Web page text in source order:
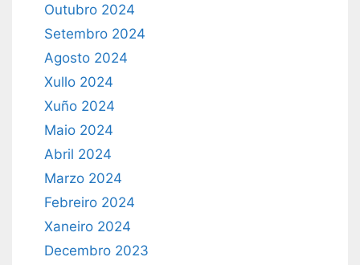
Outubro 2024
Setembro 2024
Agosto 2024
Xullo 2024
Xuño 2024
Maio 2024
Abril 2024
Marzo 2024
Febreiro 2024
Xaneiro 2024
Decembro 2023